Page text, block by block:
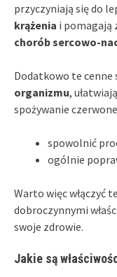
przyczyniają się do
krążenia i pomagają
chorób sercowo-
Dodatkowo te cenne
organizmu,
spożywanie
spowolnić
ogólnie
Warto więc włączyć
dobroczynnymi
swoje zdrowie.
Jakie są